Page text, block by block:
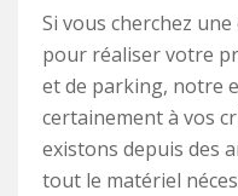
Si vous cherchez
pour réaliser votre
et de parking, notre
certainement à vos
existons depuis des
tout le matériel